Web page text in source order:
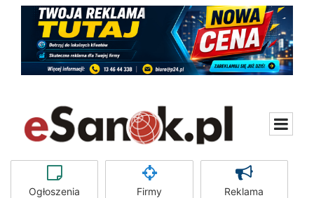
Ogłoszenia Firmy Reklama